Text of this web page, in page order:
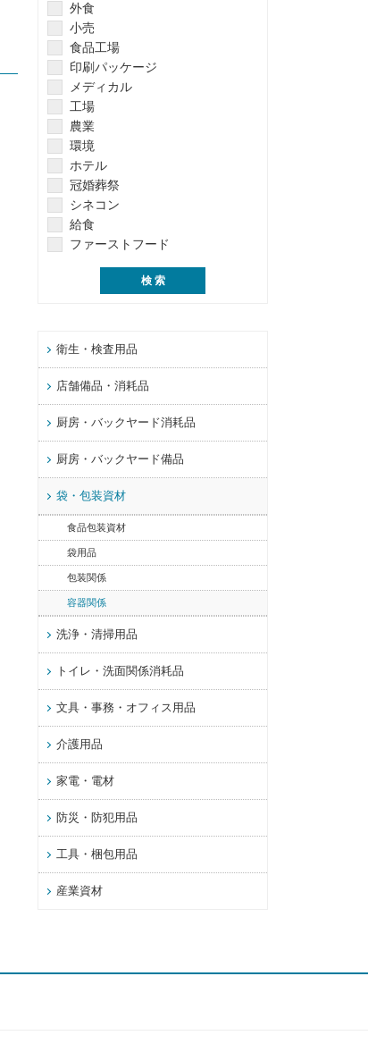
外食
小売
食品工場
印刷パッケージ
メディカル
工場
農業
環境
ホテル
冠婚葬祭
シネコン
給食
ファーストフード
衛生・検査用品
店舗備品・消耗品
厨房・バックヤード消耗品
厨房・バックヤード備品
袋・包装資材
食品包装資材
袋用品
包装関係
容器関係
洗浄・清掃用品
トイレ・洗面関係消耗品
文具・事務・オフィス用品
介護用品
家電・電材
防災・防犯用品
工具・梱包用品
産業資材